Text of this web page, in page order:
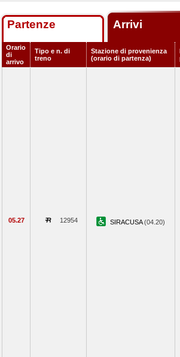
Partenze Arrivi
Orario
di
arrivo
Tipo e n. di
treno
Stazione di provenienza
(orario di partenza)
05.27 12954 SIRACUSA(04.20)